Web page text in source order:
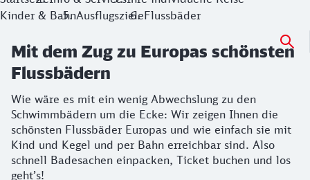
Kinder & BahnAusflugszieleFlussbäder
Mit dem Zug zu Europas schönsten
Flussbädern
Wie wäre es mit ein wenig Abwechslung zu den
Schwimmbädern um die Ecke: Wir zeigen Ihnen die
schönsten Flussbäder Europas und wie einfach sie mit
Kind und Kegel und per Bahn erreichbar sind. Also
schnell Badesachen einpacken, Ticket buchen und los
geht’s!